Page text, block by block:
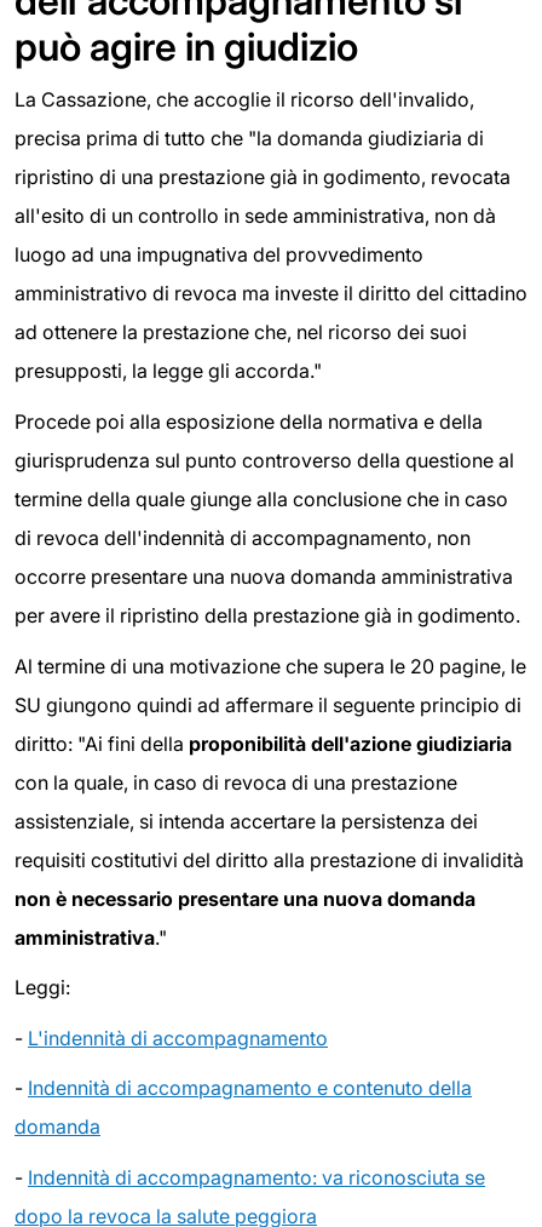
può agire in giudizio
La Cassazione, che accoglie il ricorso dell'invalido,
precisa prima di tutto che "la domanda giudiziaria di
ripristino di una prestazione già in godimento, revocata
all'esito di un controllo in sede amministrativa, non dà
luogo ad una impugnativa del provvedimento
amministrativo di revoca ma investe il diritto del cittadino
ad ottenere la prestazione che, nel ricorso dei suoi
presupposti, la legge gli accorda."
Procede poi alla esposizione della normativa e della
giurisprudenza sul punto controverso della questione al
termine della quale giunge alla conclusione che in caso
di revoca dell'indennità di accompagnamento, non
occorre presentare una nuova domanda amministrativa
per avere il ripristino della prestazione già in godimento.
Al termine di una motivazione che supera le 20 pagine, le
SU giungono quindi ad affermare il seguente principio di
diritto: "Ai fini della proponibilità dell'azione giudiziaria
con la quale, in caso di revoca di una prestazione
assistenziale, si intenda accertare la persistenza dei
requisiti costitutivi del diritto alla prestazione di invalidità
non è necessario presentare una nuova domanda
amministrativa."
Leggi:
- L'indennità di accompagnamento
- Indennità di accompagnamento e contenuto della
domanda
- Indennità di accompagnamento: va riconosciuta se
dopo la revoca la salute peggiora